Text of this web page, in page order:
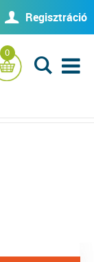
U Regisztráció
0
L